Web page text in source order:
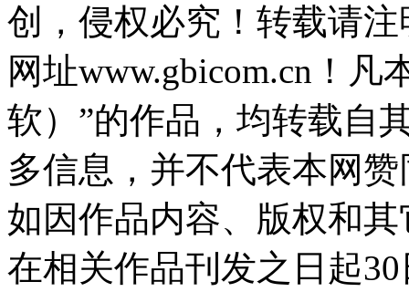
创，侵权必究！转载请
网址www.gbicom.cn！
软）”的作品，均转载自
多信息，并不代表本网
如因作品内容、版权和
在相关作品刊发之日起